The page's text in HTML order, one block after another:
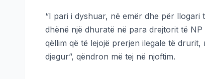
“I pari i dyshuar, në emër dhe për llogari
dhënë një dhuratë në para drejtorit të
qëllim që të lejojë prerjen ilegale të
djegur”, qëndron më tej në njoftim.